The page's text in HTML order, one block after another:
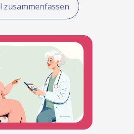
zusammenfassen